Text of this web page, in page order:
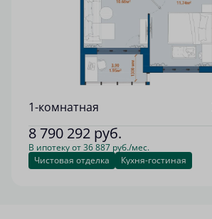
1-комнатная
8 790 292 руб.
В ипотеку от 36 887 руб./мес.
Чистовая отделка
Кухня-гостиная